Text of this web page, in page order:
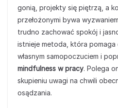
gonią, projekty się piętrzą, a
przełożonymi bywa
trudno zachować spokój i
istnieje metoda, która
własnym samopoczuciem i
mindfulness w pracy. Polega
skupieniu uwagi na chwili
osądzania.